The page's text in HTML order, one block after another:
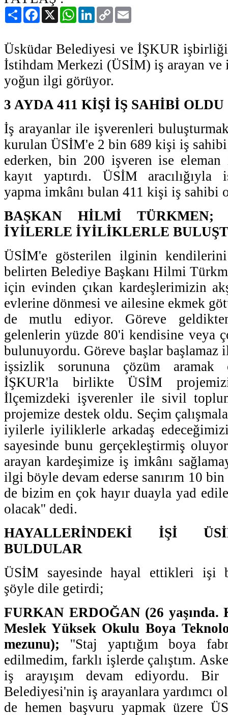
PaylaşFacebook
X WhatsAppLinkedIn
Copy
Link
Üsküdar Belediyesi ve İŞKUR
İstihdam Merkezi (ÜSİM) iş arayan ve
yoğun ilgi görüyor.
3 AYDA 411 KİŞİ İŞ SAHİBİ OLDU
İş arayanlar ile işverenleri
kurulan ÜSİM'e 2 bin 689 kişi iş
ederken, bin 200 işveren ise
kayıt yaptırdı. ÜSİM aracılığıyla
yapma imkânı bulan 411 kişi iş sahibi
BAŞKAN HİLMİ TÜRKMEN;
İYİLERLE İYİLİKLERLE
ÜSİM'e gösterilen ilginin
belirten Belediye Başkanı Hilmi
için evinden çıkan kardeşlerimizin
evlerine dönmesi ve ailesine ekmek
de mutlu ediyor. Göreve
gelenlerin yüzde 80'i kendisine veya
bulunuyordu. Göreve başlar
işsizlik sorununa çözüm
İŞKUR'la birlikte ÜSİM
İlçemizdeki işverenler ile sivil
projemize destek oldu. Seçim
iyilerle iyiliklerle arkadaş
sayesinde bunu gerçekleştirmiş
arayan kardeşimize iş imkânı
ilgi böyle devam ederse sanırım 10
de bizim en çok hayır duayla yad
olacak'' dedi.
HAYALLERİNDEKİ İŞİ
BULDULAR
ÜSİM sayesinde hayal ettikleri işi
şöyle dile getirdi;
FURKAN ERDOĞAN (26 yaşında.
Meslek Yüksek Okulu Boya
mezunu); ''Staj yaptığım boya
edilmedim, farklı işlerde çalıştım.
iş arayışım devam ediyordu. Bir
Belediyesi'nin iş arayanlara yardımcı
de hemen başvuru yapmak üzere